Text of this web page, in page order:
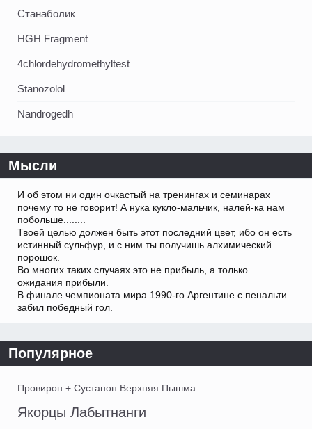
Станаболик
HGH Fragment
4chlordehydromethyltest
Stanozolol
Nandrogedh
Мысли
И об этом ни один очкастый на тренингах и семинарах
почему то не говорит! А нука кукло-мальчик, налей-ка нам
побольше........
Твоей целью должен быть этот последний цвет, ибо он есть
истинный сульфур, и с ним ты получишь алхимический
порошок.
Во многих таких случаях это не прибыль, а только
ожидания прибыли.
В финале чемпионата мира 1990-го Аргентине с пенальти
забил победный гол.
Популярное
Провирон + Сустанон Верхняя Пышма
Якорцы Лабытнанги